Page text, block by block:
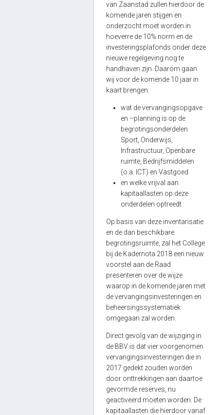
van Zaanstad zullen hierdoor de
komende jaren stijgen en
onderzocht moet worden in
hoeverre de 10% norm en de
investeringsplafonds onder deze
nieuwe regelgeving nog te
handhaven zijn. Daarom gaan
wij voor de komende 10 jaar in
kaart brengen:
wat de vervangingsopgave
en –planning is op de
begrotingsonderdelen
Sport, Onderwijs,
Infrastructuur, Openbare
ruimte, Bedrijfsmiddelen
(o.a. ICT) en Vastgoed
en welke vrijval aan
kapitaallasten op deze
onderdelen optreedt
Op basis van deze inventarisatie
en de dan beschikbare
begrotingsruimte, zal het College
bij de Kadernota 2018 een nieuw
voorstel aan de Raad
presenteren over de wijze
waarop in de komende jaren met
de vervangingsinvesteringen en
beheersingssystematiek
omgegaan zal worden.
Direct gevolg van de wijziging in
de BBV is dat vier voorgenomen
vervangingsinvesteringen die in
2017 gedekt zouden worden
door onttrekkingen aan daartoe
gevormde reserves, nu
geactiveerd moeten worden. De
kapitaallasten die hierdoor vanaf